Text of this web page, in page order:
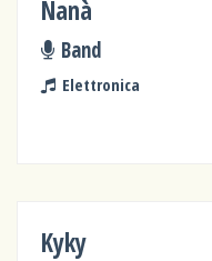
Nanà
Band
Elettronica
Kyky